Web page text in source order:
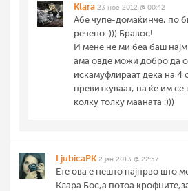
Klara 23 ное 2012 @ 00:42
Абе чупе-домаќинче, по
речено :))) Бравос!
И мене не ми беа баш
ама овде можи добро да
искамуфлираат дека на 4
превиткуваат, па ќе им се
колку толку мааната :)))
LjubicaPK 2 јан 2013 @ 22:57
Ете ова е нешто најпрво што
Клара Бос,а потоа